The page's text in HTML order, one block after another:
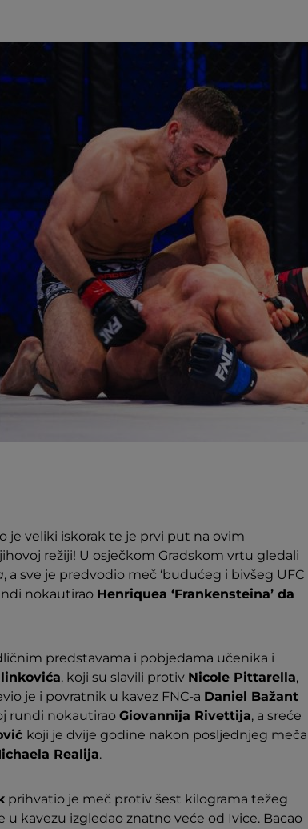
je veliki iskorak te je prvi put na ovim
režiji! U osječkom Gradskom vrtu gledali
, a sve je predvodio meč ‘budućeg i bivšeg UFC
nokautirao Henriquea ‘Frankensteina’ da
predstavama i pobjedama učenika i
, koji su slavili protiv Nicole Pittarella,
je i povratnik u kavez FNC-a Daniel Bažant
rundi nokautirao Giovannija Rivettija, a sreće
koji je dvije godine nakon posljednjeg meča
Realija.
prihvatio je meč protiv šest kilograma težeg
u kavezu izgledao znatno veće od Ivice. Bacao